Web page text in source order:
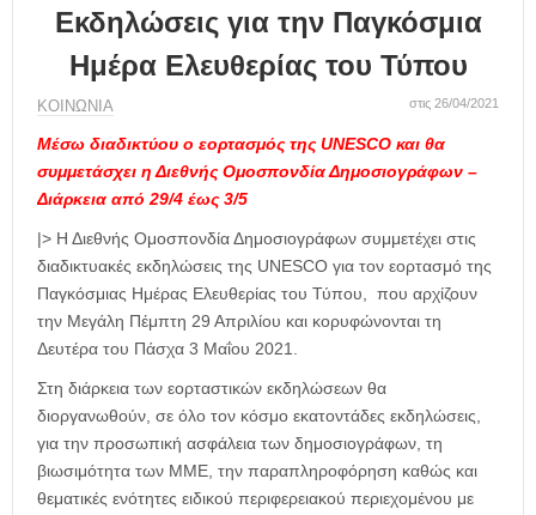
Εκδηλώσεις για την Παγκόσμια
Ημέρα Ελευθερίας του Τύπου
ΚΟΙΝΩΝΙΑ στις 26/04/2021
Μέσω διαδικτύου ο εορτασμός της UNESCO και θα
συμμετάσχει η Διεθνής Ομοσπονδία Δημοσιογράφων –
Διάρκεια από 29/4 έως 3/5
|> Η Διεθνής Ομοσπονδία Δημοσιογράφων συμμετέχει στις
διαδικτυακές εκδηλώσεις της UNESCO για τον εορτασμό της
Παγκόσμιας Ημέρας Ελευθερίας του Τύπου, που αρχίζουν
την Μεγάλη Πέμπτη 29 Απριλίου και κορυφώνονται τη
Δευτέρα του Πάσχα 3 Μαΐου 2021.
Στη διάρκεια των εορταστικών εκδηλώσεων θα
διοργανωθούν, σε όλο τον κόσμο εκατοντάδες εκδηλώσεις,
για την προσωπική ασφάλεια των δημοσιογράφων, τη
βιωσιμότητα των ΜΜΕ, την παραπληροφόρηση καθώς και
θεματικές ενότητες ειδικού περιφερειακού περιεχομένου με